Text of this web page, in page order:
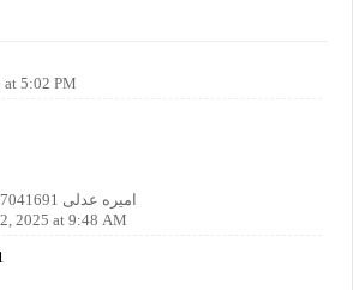
at 5:02 PM
اميره عدلى 01007041691
2025 at 9:48 AM